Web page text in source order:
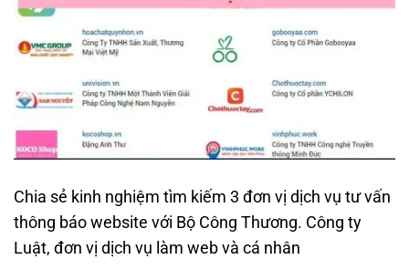
Chia sẻ kinh nghiệm tìm kiếm 3 đơn vị dịch vụ tư vấn
thông báo website với Bộ Công Thương. Công ty
Luật, đơn vị dịch vụ làm web và cá nhân